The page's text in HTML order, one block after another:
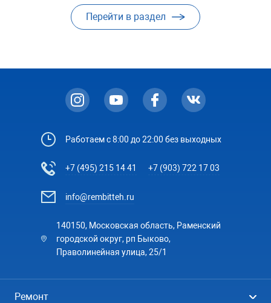
Перейти в раздел
Работаем с 8:00 до 22:00 без выходных
+7 (495) 215 14 41 +7 (903) 722 17 03
info@rembitteh.ru
140150, Московская область, Раменский
городской округ, рп Быково,
Праволинейная улица, 25/1
Ремонт